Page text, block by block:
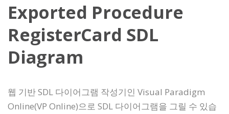
Exported Procedure
RegisterCard SDL
Diagram
웹 기반 SDL 다이어그램 작성기인 Visual Paradigm
Online(VP Online)으로 SDL 다이어그램을 그릴 수 있습